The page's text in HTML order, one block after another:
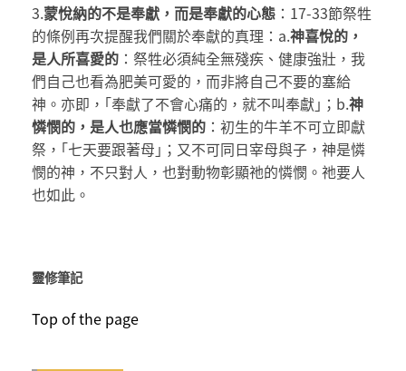
3.蒙悅納的不是奉獻，而是奉獻的心態 ：17-33節祭牲
的條例再次提醒我們關於奉獻的真理：a.神喜悅的，
是人所喜愛的 ：祭牲必須純全無殘疾、健康強壯，我
們自己也看為肥美可愛的，而非將自己不要的塞給
神。亦即，｢奉獻了不會心痛的，就不叫奉獻｣；b.神
憐憫的，是人也應當憐憫的 ：初生的牛羊不可立即獻
祭，｢七天要跟著母｣；又不可同日宰母與子，神是憐
憫的神，不只對人，也對動物彰顯祂的憐憫。祂要人
也如此。
靈修筆記
Top of the page